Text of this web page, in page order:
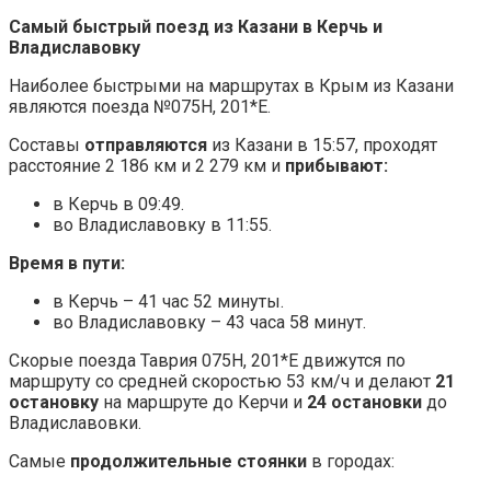
Самый быстрый поезд из Казани в Керчь и
Владиславовку
Наиболее быстрыми на маршрутах в Крым из Казани
являются поезда №075Н, 201*Е.
Составы отправляются из Казани в 15:57, проходят
расстояние 2 186 км и 2 279 км и прибывают:
в Керчь в 09:49.
во Владиславовку в 11:55.
Время в пути:
в Керчь – 41 час 52 минуты.
во Владиславовку – 43 часа 58 минут.
Скорые поезда Таврия 075Н, 201*Е движутся по
маршруту со средней скоростью 53 км/ч и делают 21
остановку на маршруте до Керчи и 24 остановки до
Владиславовки.
Самые продолжительные стоянки в городах: